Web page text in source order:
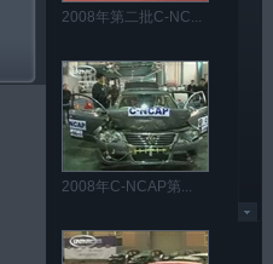
2008年第二批C-NC...
2008年C-NCAP第...